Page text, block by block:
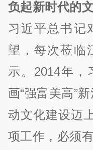
负起新时代的
习近平总书记
望，每次莅临
示。2014年，
画“强富美高”
动文化建设迈
项工作，必须